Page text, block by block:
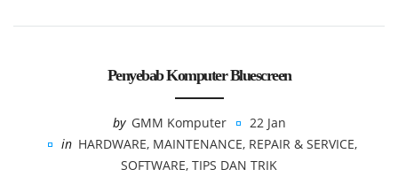
Penyebab Komputer Bluescreen
by GMM Komputer
22 Jan
in HARDWARE, MAINTENANCE, REPAIR & SERVICE,
SOFTWARE, TIPS DAN TRIK